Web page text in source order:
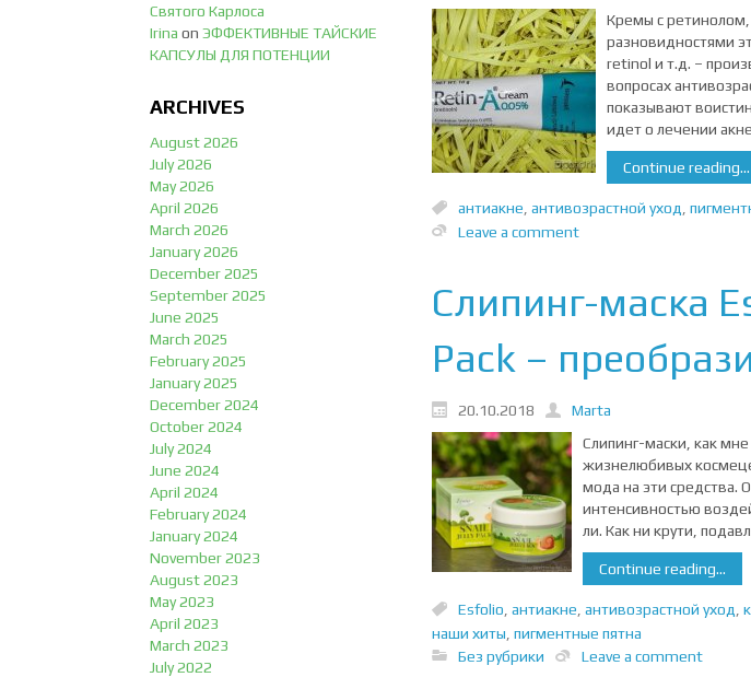
Святого Карлоса
Irina on ЭФФЕКТИВНЫЕ ТАЙСКИЕ
КАПСУЛЫ ДЛЯ ПОТЕНЦИИ
ARCHIVES
August 2026
July 2026
May 2026
April 2026
March 2026
January 2026
December 2025
September 2025
June 2025
March 2025
February 2025
January 2025
December 2024
October 2024
July 2024
June 2024
April 2024
February 2024
January 2024
November 2023
August 2023
May 2023
April 2023
March 2023
July 2022
Кремы с
разновидностями
retinol и т.д. –
вопросах
показывают
идет о лечении
Continue reading...
антиакне антивозрастной уход
Leave a comment
Слипинг-маска
Pack –
20.10.2018
Marta
Слипинг-маски, как
жизнелюбивых
мода на эти средства.
интенсивностью
ли. Как ни крути,
Continue reading...
Esfolio антиакне антивозрастной уход
наши хиты пигментные пятна
Без рубрики
Leave a comment